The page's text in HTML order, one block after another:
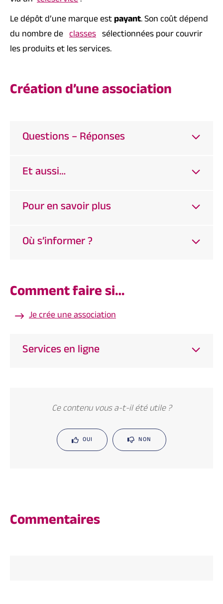
Le dépôt d’une marque estpayant. Son coût dépend
du nombre de classes sélectionnées pour couvrir
les produits et les services.
Création d’une association
Questions – Réponses
Et aussi…
Pour en savoir plus
Où s’informer ?
Comment faire si…
Je crée une association
Services en ligne
Ce contenu vous a-t-il été utile ?
OUI NON
Commentaires